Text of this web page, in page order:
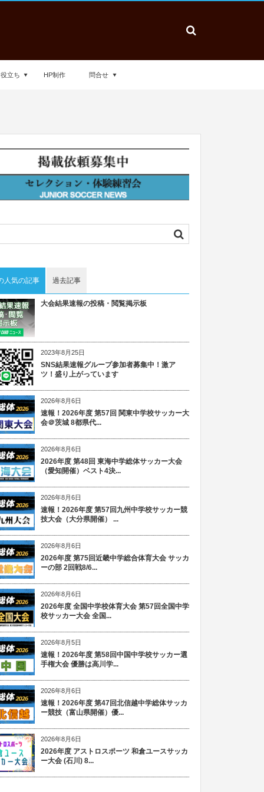
立ち HP制作 問合せ
人気の記事 過去記事
大会結果速報の投稿・閲覧掲示板
2023年8月25日
SNS結果速報グループ参加者募集中！激ア
ツ！盛り上がっています
2026年8月6日
速報！2026年度 第57回 関東中学校サッカー大
会＠茨城 8都県代...
2026年8月6日
2026年度 第48回 東海中学総体サッカー大会
（愛知開催）ベスト4決...
2026年8月6日
速報！2026年度 第57回九州中学校サッカー競
技大会（大分県開催） ...
2026年8月6日
2026年度 第75回近畿中学総合体育大会 サッカ
ーの部 2回戦8/6...
2026年8月6日
2026年度 全国中学校体育大会 第57回全国中学
校サッカー大会 全国...
2026年8月5日
速報！2026年度 第58回中国中学校サッカー選
手権大会 優勝は高川学...
2026年8月6日
速報！2026年度 第47回北信越中学総体サッカ
ー競技（富山県開催）優...
2026年8月6日
2026年度 アストロスポーツ 和倉ユースサッカ
ー大会 (石川) 8...